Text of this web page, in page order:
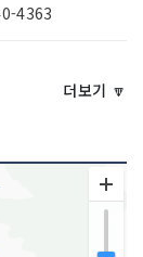
4363
더보기 🔽